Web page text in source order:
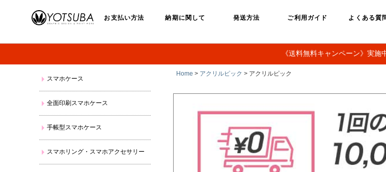
お支払い方法 納期に関して 発送方法 ご利用ガイド よくある質
《送料無料キャンペーン》実施
スマホケース
全面印刷スマホケース
手帳型スマホケース
スマホリング・スマホアクセサリー
Home > アクリルピック > アクリルピック